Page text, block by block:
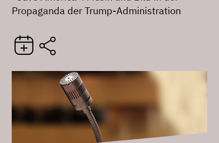
Propaganda der Trump-Administration